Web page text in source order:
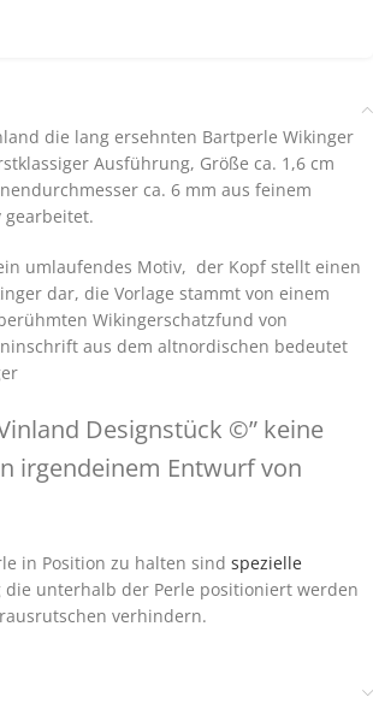
die lang ersehnten Bartperle Wikinger
Ausführung, Größe ca. 1,6 cm
ca. 6 mm aus feinem
gearbeitet.
umlaufendes Motiv, der Kopf stellt einen
dar, die Vorlage stammt von einem
Wikingerschatzfund von
aus dem altnordischen bedeutet
Designstück ©” keine
irgendeinem Entwurf von
in Position zu halten sind spezielle
die unterhalb der Perle positioniert werden
verhindern.